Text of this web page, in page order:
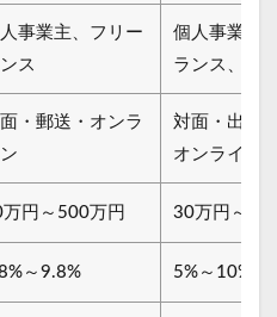
事業主、フリー
ス
個人事業主
ランス、法
・郵送・オンラ
対面・出張
オンライン
万円～500万円 30万円～1
～9.8% 5%～10%